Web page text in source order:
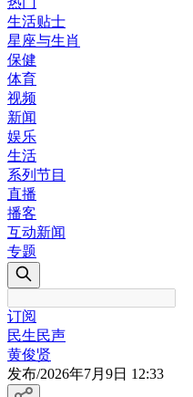
生活贴士
星座与生肖
保健
体育
视频
新闻
娱乐
生活
系列节目
直播
播客
互动新闻
专题
订阅
民生民声
黄俊贤
发布/2026年7月9日 12:33